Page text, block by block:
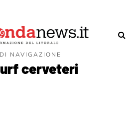
NAVIGAZIONE
cerveteri